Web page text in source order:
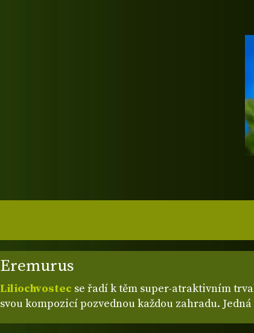
Eremurus
Liliochvostec se řadí k těm super-atraktivním
svou kompozicí pozvednou každou zahradu. Jedná